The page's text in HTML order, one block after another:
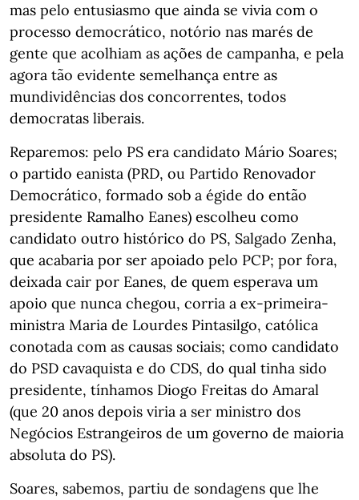
mas pelo entusiasmo que ainda se vivia com o
processo democrático, notório nas marés de
gente que acolhiam as ações de campanha, e pela
agora tão evidente semelhança entre as
mundividências dos concorrentes, todos
democratas liberais.
Reparemos: pelo PS era candidato Mário Soares;
o partido eanista (PRD, ou Partido Renovador
Democrático, formado sob a égide do então
presidente Ramalho Eanes) escolheu como
candidato outro histórico do PS, Salgado Zenha,
que acabaria por ser apoiado pelo PCP; por fora,
deixada cair por Eanes, de quem esperava um
apoio que nunca chegou, corria a ex-primeira-
ministra Maria de Lourdes Pintasilgo, católica
conotada com as causas sociais; como candidato
do PSD cavaquista e do CDS, do qual tinha sido
presidente, tínhamos Diogo Freitas do Amaral
(que 20 anos depois viria a ser ministro dos
Negócios Estrangeiros de um governo de maioria
absoluta do PS).
Soares, sabemos, partiu de sondagens que lhe